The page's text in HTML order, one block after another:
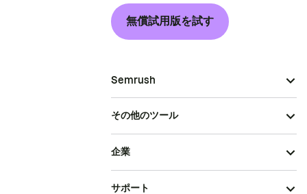
無償試用版を試す
Semrush
その他のツール
企業
サポート